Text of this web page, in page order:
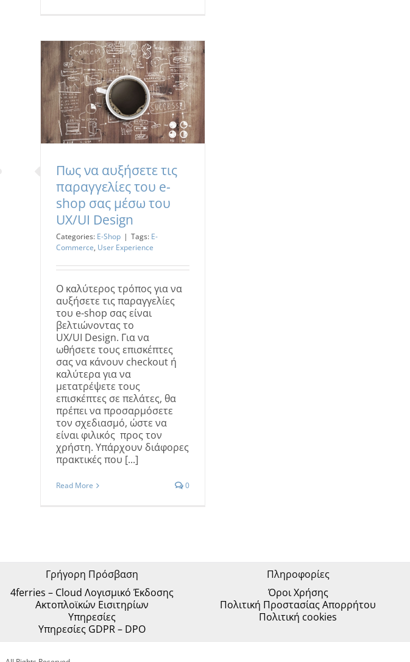
μέσω του UX/UI Design
Πως να αυξήσετε τις
παραγγελίες του e-
shop σας μέσω του
UX/UI Design
Categories: E-Shop | Tags: E-
Commerce, User Experience
Ο καλύτερος τρόπος για να
αυξήσετε τις παραγγελίες
του e-shop σας είναι
βελτιώνοντας το
UX/UI Design. Για να
ωθήσετε τους επισκέπτες
σας να κάνουν checkout ή
καλύτερα για να
μετατρέψετε τους
επισκέπτες σε πελάτες, θα
πρέπει να προσαρμόσετε
τον σχεδιασμό, ώστε να
είναι φιλικός προς τον
χρήστη. Υπάρχουν διάφορες
πρακτικές που [...]
Read More 0
Γρήγορη Πρόσβαση
4ferries – Cloud Λογισμικό Έκδοσης
Ακτοπλοϊκών Εισιτηρίων
Υπηρεσίες
Υπηρεσίες GDPR – DPO
Πληροφορίες
Όροι Χρήσης
Πολιτική Προστασίας Απορρήτου
Πολιτική cookies